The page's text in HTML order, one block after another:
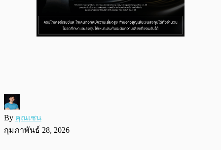
By คุณเชน
กุมภาพันธ์ 28, 2026